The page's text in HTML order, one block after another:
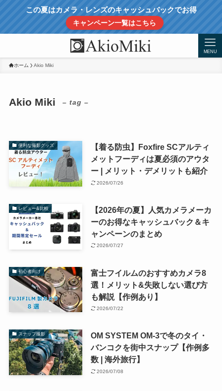
この夏はカメラ・レンズのキャッシュバックでお得
キャンペーン一覧はこちら
MENU
ホーム Akio Miki
Akio Miki – tag –
便利な撮影グッズ
【着る防虫】Foxfire SCアルティ
メットフーディは夏必須のアウタ
ー | メリット・デメリットも紹介
2026/07/26
レビュー&比較
【2026年の夏】人気カメラメーカ
ーのお得なキャッシュバック＆キ
ャンペーンのまとめ
2026/07/27
初心者向け
富士フイルムのおすすめカメラ8
選！メリット&失敗しない選び方
も解説【作例あり】
2026/07/22
スナップ撮影
OM SYSTEM OM-3で冬のタイ・
バンコクを街中スナップ【作例多
数 | 海外旅行】
2026/07/08